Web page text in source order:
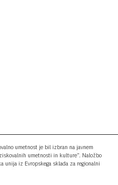
umetnost je bil izbran na javnem
umetnosti in kulture”. Naložbo
unija iz Evropskega sklada za regionalni